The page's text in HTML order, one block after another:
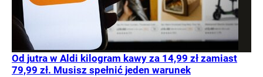
Od jutra w Aldi kilogram kawy za 14,99 zł zamiast
79,99 zł. Musisz spełnić jeden warunek